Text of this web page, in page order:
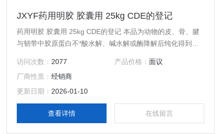
JXYF药用明胶 胶囊用 25kg CDE的登记
药用明胶 胶囊用 25kg CDE的登记 本品为动物的皮、骨、腱
与韧带中胶原蛋白不*酸水解、碱水解或酶降解后纯化得到的
为微黄色至黄色、透明或半透明微带光泽的薄片或粉粒；无
臭、无味；浸在水中时会膨胀变软，能吸收其自身质量5～10
倍的水。
访问次数： 2077 产品价格： 面议
厂商性质：经销商
更新日期： 2026-01-10
查看详情 在线留言